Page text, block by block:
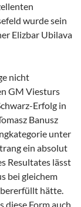
wurde sein
Elizbar Ubilava
nicht
GM Viesturs
Erfolg in
Banusz
unter
ein absolut
Resultates lässt
bei gleichem
hätte.
diese Form auch